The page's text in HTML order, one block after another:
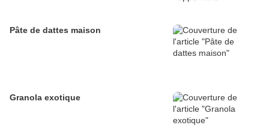
Pâte de dattes maison
Granola exotique